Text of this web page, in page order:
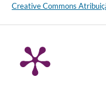
Creative Commons